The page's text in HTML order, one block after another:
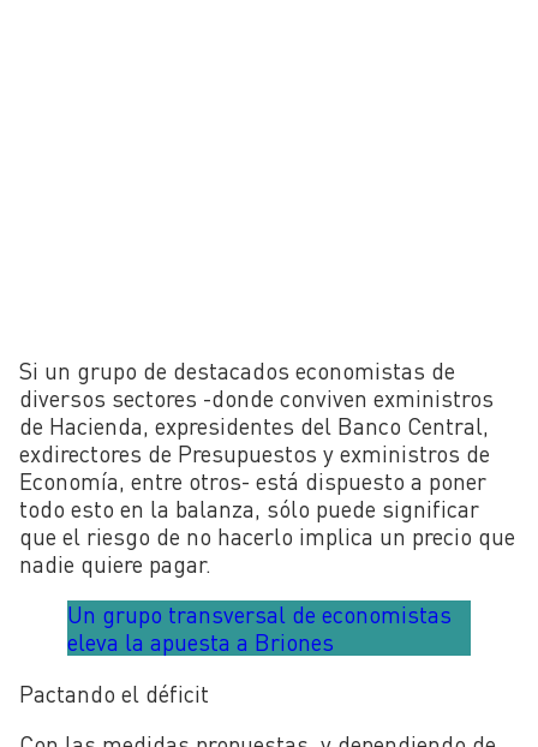
Si un grupo de destacados economistas de
diversos sectores -donde conviven exministros
de Hacienda, expresidentes del Banco Central,
exdirectores de Presupuestos y exministros de
Economía, entre otros- está dispuesto a poner
todo esto en la balanza, sólo puede significar
que el riesgo de no hacerlo implica un precio que
nadie quiere pagar.
Un grupo transversal de economistas
eleva la apuesta a Briones
Pactando el déficit